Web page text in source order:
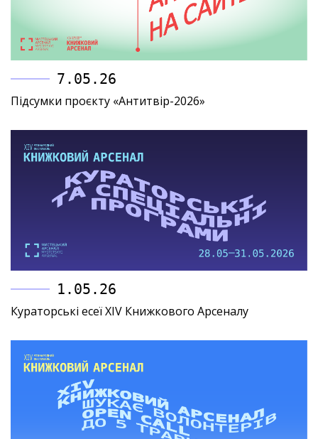
7.05.26
Підсумки проєкту «Антитвір-2026»
1.05.26
Кураторські есеї XIV Книжкового Арсеналу